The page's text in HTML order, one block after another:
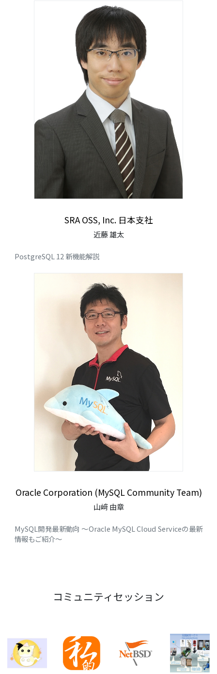
SRA OSS, Inc. 日本支社
近藤 雄太
PostgreSQL 12 新機能解説
Oracle Corporation (MySQL Community Team)
山﨑 由章
MySQL開発最新動向 ～Oracle MySQL Cloud Serviceの最新
情報もご紹介～
コミュニティセッション